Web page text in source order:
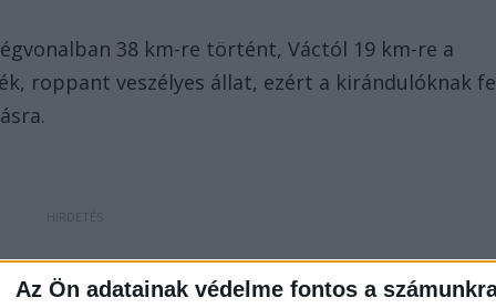
Az Ön adatainak védelme fontos a
38 km-re történt, Váctól 19 km-re a
roppant veszélyes állat, ezért a kirándulóknak
listát adott ki arról, mit tegyünk, ha túrázás